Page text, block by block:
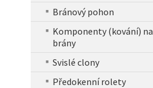
Bránový pohon
Komponenty (kování) na
brány
Svislé clony
Předokenní rolety